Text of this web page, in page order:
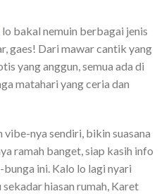
, lo bakal nemuin berbagai jenis
gaes! Dari mawar cantik yang
yang anggun, semua ada di
matahari yang ceria dan
nya sendiri, bikin suasana
ramah banget, siap kasih info
ini. Kalo lo lagi nyari
hiasan rumah, Karet